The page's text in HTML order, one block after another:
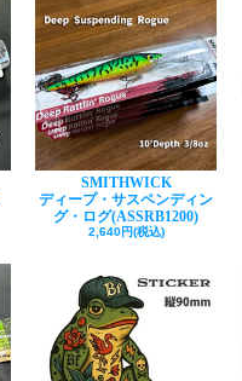
SMITHWICK
ディープ・サスペンディン
グ・ログ(ASSRB1200)
2,640円(税込)